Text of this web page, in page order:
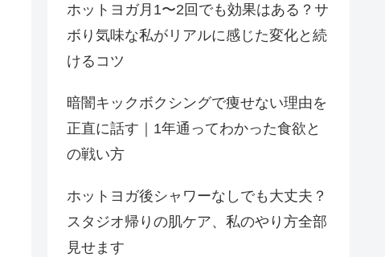
ホットヨガ月1〜2回でも効果はある？サ
ボり気味な私がリアルに感じた変化と続
けるコツ
暗闇キックボクシングで痩せない理由を
正直に話す｜1年通ってわかった食欲と
の戦い方
ホットヨガ後シャワーなしでも大丈夫？
スタジオ帰りの肌ケア、私のやり方全部
見せます